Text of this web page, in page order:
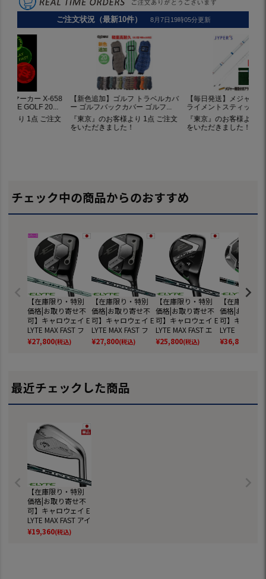
チェック中の商品からのおすすめ
【在庫限り・特別
価格|お取り寄せ不
可】キャロウェイ E
LYTE MAX FAST フ
ェアウェイウッド
レディース 右用 LIN
規品 2025年モデル
Callaway ゴルフク
ラブ
¥27,800(税込)
【在庫限り・特別
価格|お取り寄せ不
可】キャロウェイ E
LYTE MAX FAST フ
ェアウェイウッド
メンズ 右用 LIN-Q
25年モデル Callaw
ay ゴルフクラブ
¥27,800(税込)
【在庫限り・特別
価格|お取り寄せ不
可】キャロウェイ E
LYTE MAX FAST エ
リート ユーティリ
ティ メンズ 右用 LI
ブ
¥25,800(税込)
【在庫限り・
価格|お取り寄
可】キャロウ
LYTE ドライ
ンズ 右用
REEN 60 for
¥36,800
最近チェックした商品
【在庫限り・特別
価格|お取り寄せ不
可】キャロウェイ E
LYTE MAX FAST アイ
アン 単品(AW,GW,
SW) メンズ 右用 LI
¥19,360(税込)